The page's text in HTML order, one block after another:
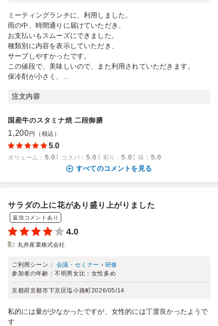
ミーティングランチに、利用しました。
雨の中、時間通りに届けていただき、
お支払いもスムーズにできました。
種類別に内容を表示していただき、
サーブしやすかったです。
この値段で、美味しいので、また利用されていただきます。
保冷剤が小さく、...
注文内容
国産牛のスタミナ焼 二段御膳
1,200 円（税込）
5.0
ボリューム ： 5.0 コスパ ： 5.0 彩り ：5.0 味 ： 5.0
すべてのコメントを見る
サラダの上に花があり盛り上がりました
返信コメントあり
4.0
丸井産業株式会社
ご利用シーン： 会議・セミナー › 研修
参加者の年齢：不明 男女比： 女性多め
京都府京都市下京区塩小路町2026/05/14
私的には量が少なかったですが、女性的には丁度良かったようで
す